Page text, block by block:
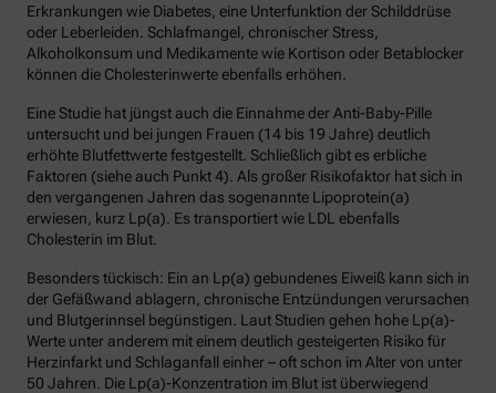
Erkrankungen wie Diabetes, eine Unterfunktion der Schilddrüse
oder Leberleiden. Schlafmangel, chronischer Stress,
Alkoholkonsum und Medikamente wie Kortison oder Betablocker
können die Cholesterinwerte ebenfalls erhöhen.
Eine Studie hat jüngst auch die Einnahme der Anti-Baby-Pille
untersucht und bei jungen Frauen (14 bis 19 Jahre) deutlich
erhöhte Blutfettwerte festgestellt. Schließlich gibt es erbliche
Faktoren (siehe auch Punkt 4). Als großer Risikofaktor hat sich in
den vergangenen Jahren das sogenannte Lipoprotein(a)
erwiesen, kurz Lp(a). Es transportiert wie LDL ebenfalls
Cholesterin im Blut.
Besonders tückisch: Ein an Lp(a) gebundenes Eiweiß kann sich in
der Gefäßwand ablagern, chronische Entzündungen verursachen
und Blutgerinnsel begünstigen. Laut Studien gehen hohe Lp(a)-
Werte unter anderem mit einem deutlich gesteigerten Risiko für
Herzinfarkt und Schlaganfall einher – oft schon im Alter von unter
50 Jahren. Die Lp(a)-Konzentration im Blut ist überwiegend